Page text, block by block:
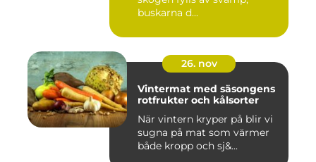
buskarna d...
26. nov
Vintermat med säsongens
rotfrukter och kålsorter
När vintern kryper på blir vi
sugna på mat som värmer
både kropp och sj&...